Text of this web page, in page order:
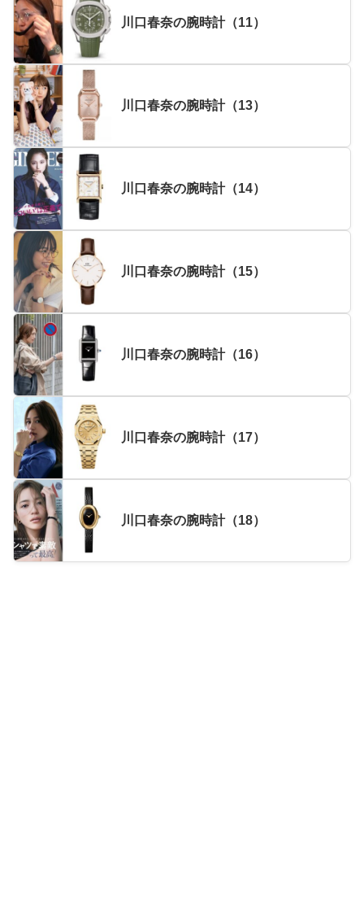
川口春奈の腕時計（11）
川口春奈の腕時計（13）
川口春奈の腕時計（14）
川口春奈の腕時計（15）
川口春奈の腕時計（16）
川口春奈の腕時計（17）
川口春奈の腕時計（18）